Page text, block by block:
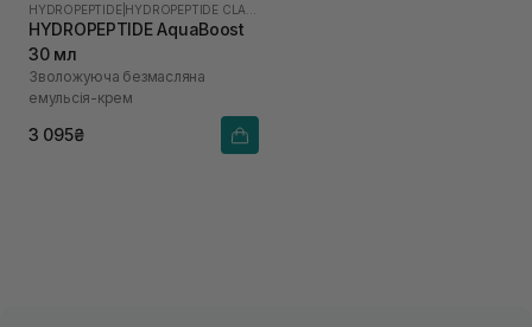
HYDROPEPTIDE
HYDROPEPTIDE AquaBoost
30 мл
Зволожуюча безмасляна
емульсія-крем
3 095₴